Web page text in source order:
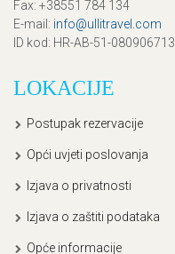
Fax: +38551 784 134
E-mail: info@ullitravel.com
ID kod: HR-AB-51-080906713
LOKACIJE
Postupak rezervacije
Opći uvjeti poslovanja
Izjava o privatnosti
Izjava o zaštiti podataka
Opće informacije